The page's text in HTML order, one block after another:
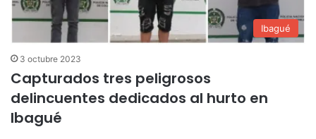
Ibagué
3 octubre 2023
Capturados tres peligrosos
delincuentes dedicados al hurto en
Ibagué